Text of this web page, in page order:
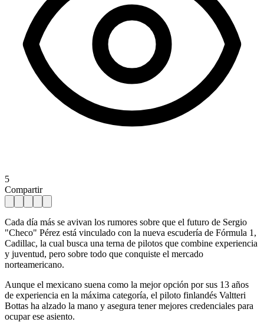
5
Compartir
Cada día más se avivan los rumores sobre que el futuro de Sergio
"Checo" Pérez está vinculado con la nueva escudería de Fórmula 1,
Cadillac, la cual busca una terna de pilotos que combine experiencia
y juventud, pero sobre todo que conquiste el mercado
norteamericano.
Aunque el mexicano suena como la mejor opción por sus 13 años
de experiencia en la máxima categoría, el piloto finlandés Valtteri
Bottas ha alzado la mano y asegura tener mejores credenciales para
ocupar ese asiento.